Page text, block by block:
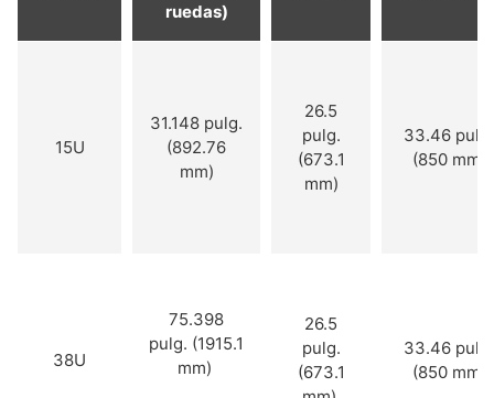
ruedas)
15U
31.148 pulg.
(892.76
mm)
26.5
pulg.
(673.1
mm)
33.46 pulg.
(850 mm)
38U
75.398
pulg. (1915.1
mm)
26.5
pulg.
(673.1
33.46 pulg.
(850 mm)